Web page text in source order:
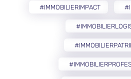
#IMMOBILIERIMPACT